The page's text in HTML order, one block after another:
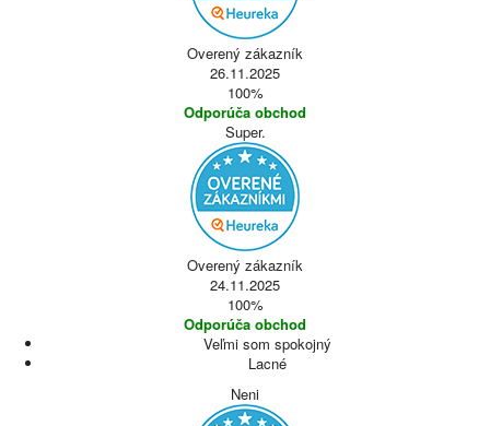
Overený zákazník
26.11.2025
100%
Odporúča obchod
Super.
Overený zákazník
24.11.2025
100%
Odporúča obchod
Veľmi som spokojný
Lacné
Neni